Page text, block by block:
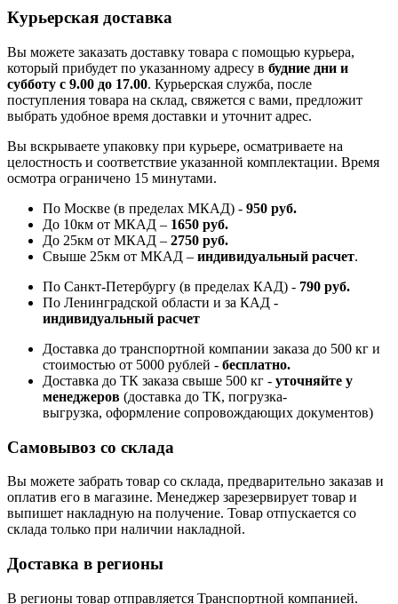
Курьерская доставка
Вы можете заказать доставку товара с помощью курьера,
который прибудет по указанному адресу в будние дни и
субботу с 9.00 до 17.00. Курьерская служба, после
поступления товара на склад, свяжется с вами, предложит
выбрать удобное время доставки и уточнит адрес.
Вы вскрываете упаковку при курьере, осматриваете на
целостность и соответствие указанной комплектации. Время
осмотра ограничено 15 минутами.
По Москве (в пределах МКАД) - 950 руб.
До 10км от МКАД – 1650 руб.
До 25км от МКАД – 2750 руб.
Свыше 25км от МКАД – индивидуальный расчет.
По Санкт-Петербургу (в пределах КАД) - 790 руб.
По Ленинградской области и за КАД -
индивидуальный расчет
Доставка до транспортной компании заказа до 500 кг и
стоимостью от 5000 рублей - бесплатно.
Доставка до ТК заказа свыше 500 кг - уточняйте у
менеджеров (доставка до ТК, погрузка-
выгрузка, оформление сопровождающих документов)
Самовывоз со склада
Вы можете забрать товар со склада, предварительно заказав и
оплатив его в магазине. Менеджер зарезервирует товар и
выпишет накладную на получение. Товар отпускается со
склада только при наличии накладной.
Доставка в регионы
В регионы товар отправляется Транспортной компанией.